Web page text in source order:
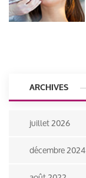
ARCHIVES
juillet 2026
décembre 2024